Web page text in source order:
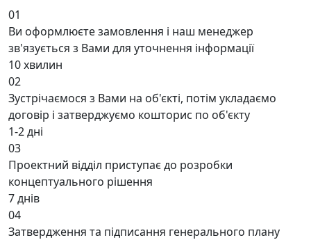
01
Ви оформлюєте замовлення і наш менеджер
зв'язується з Вами для уточнення інформації
10 хвилин
02
Зустрічаємося з Вами на об'єкті, потім укладаємо
договір і затверджуємо кошторис по об'єкту
1-2 дні
03
Проектний відділ приступає до розробки
концептуального рішення
7 днів
04
Затвердження та підписання генерального плану